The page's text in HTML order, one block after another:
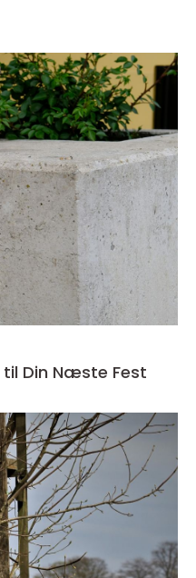
til Din Næste Fest